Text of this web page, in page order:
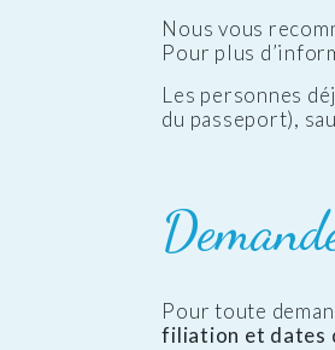
Nous vous
Pour plus
Les personnes
du passeport),
Pour toute
filiation et dates